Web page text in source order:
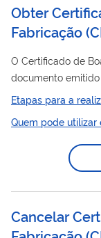
Obter
Fabricação
O Certificado de
documento
estabelecimento
O Certificado de
Armazenagem
atestando que
Boas Práticas de
serviço, a empresa
Etapas para a
Quem pode utilizar
Cancelar